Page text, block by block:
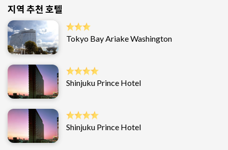
지역 추천 호텔
Tokyo Bay Ariake Washington
Shinjuku Prince Hotel
Shinjuku Prince Hotel